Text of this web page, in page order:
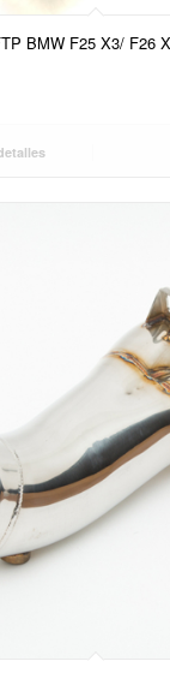
BMW F25 X3/ F26